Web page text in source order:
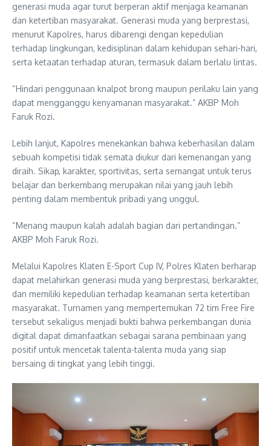
generasi muda agar turut berperan aktif menjaga keamanan
dan ketertiban masyarakat. Generasi muda yang berprestasi,
menurut Kapolres, harus dibarengi dengan kepedulian
terhadap lingkungan, kedisiplinan dalam kehidupan sehari-hari,
serta ketaatan terhadap aturan, termasuk dalam berlalu lintas.
“Hindari penggunaan knalpot brong maupun perilaku lain yang
dapat mengganggu kenyamanan masyarakat.” AKBP Moh
Faruk Rozi.
Lebih lanjut, Kapolres menekankan bahwa keberhasilan dalam
sebuah kompetisi tidak semata diukur dari kemenangan yang
diraih. Sikap, karakter, sportivitas, serta semangat untuk terus
belajar dan berkembang merupakan nilai yang jauh lebih
penting dalam membentuk pribadi yang unggul.
“Menang maupun kalah adalah bagian dari pertandingan.”
AKBP Moh Faruk Rozi.
Melalui Kapolres Klaten E-Sport Cup IV, Polres Klaten berharap
dapat melahirkan generasi muda yang berprestasi, berkarakter,
dan memiliki kepedulian terhadap keamanan serta ketertiban
masyarakat. Turnamen yang mempertemukan 72 tim Free Fire
tersebut sekaligus menjadi bukti bahwa perkembangan dunia
digital dapat dimanfaatkan sebagai sarana pembinaan yang
positif untuk mencetak talenta-talenta muda yang siap
bersaing di tingkat yang lebih tinggi.